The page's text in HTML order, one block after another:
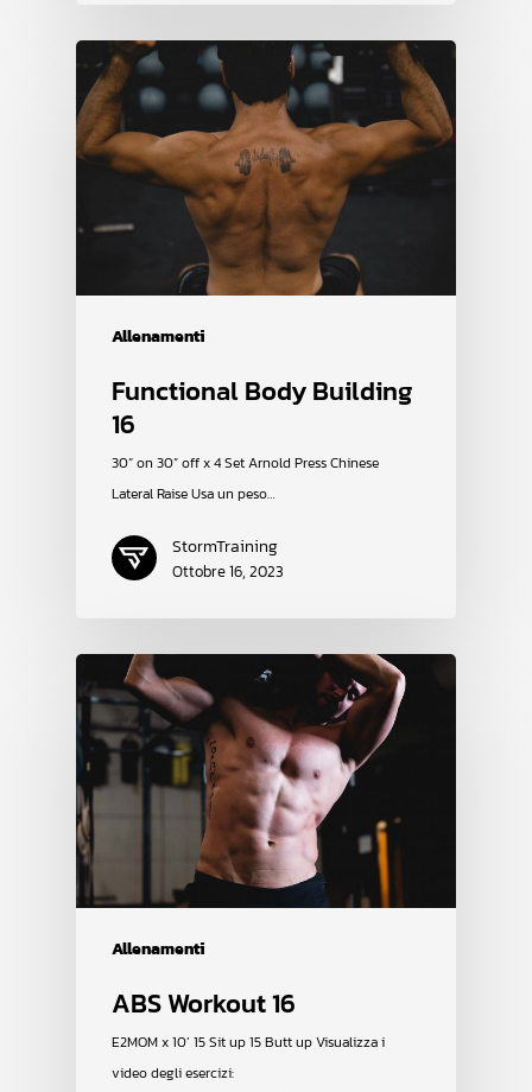
Allenamenti
Functional Body Building
16
30” on 30” off x 4 Set Arnold Press Chinese
Lateral Raise Usa un peso…
StormTraining
Ottobre 16, 2023
Allenamenti
ABS Workout 16
E2MOM x 10’ 15 Sit up 15 Butt up Visualizza i
video degli esercizi: